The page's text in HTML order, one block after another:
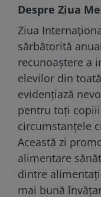
Despre Ziua
Ziua
sărbătorită
recunoaștere a
elevilor din
evidențiază
pentru toți
circumstanțele
Această zi
alimentare
dintre
mai bună